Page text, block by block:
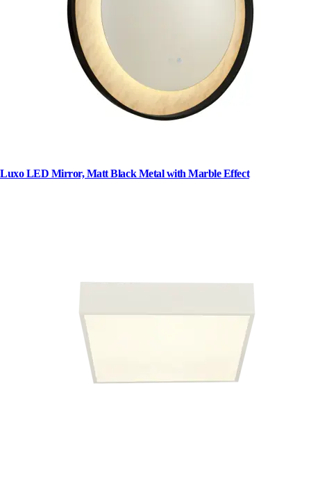
Luxo LED Mirror, Matt Black Metal with Marble Effect